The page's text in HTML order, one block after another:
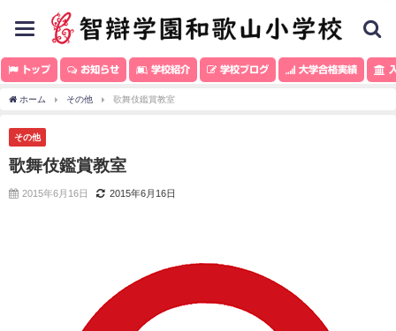
toggle
navigation
トップ お知らせ 学校紹介 学校ブログ 大学合格実績
ホーム その他 歌舞伎鑑賞教室
その他
歌舞伎鑑賞教室
2015年6月16日 2015年6月16日